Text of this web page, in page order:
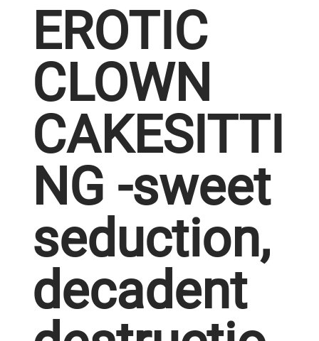
EROTIC
CLOWN
CAKESITTI
NG -sweet
seduction,
decadent